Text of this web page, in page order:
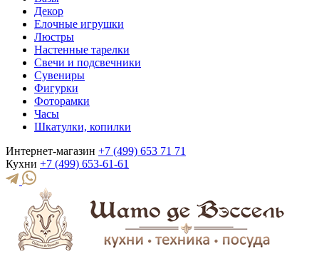
Декор
Елочные игрушки
Люстры
Настенные тарелки
Свечи и подсвечники
Сувениры
Фигурки
Фоторамки
Часы
Шкатулки, копилки
Интернет-магазин +7 (499) 653 71 71
Кухни +7 (499) 653-61-61